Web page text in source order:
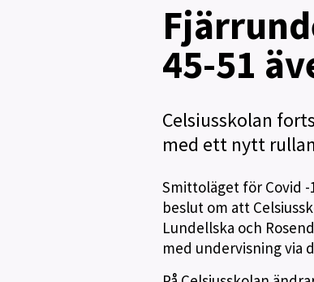
45-51
Celsiusskolan
med ett nytt
Smittoläget för Covid
beslut om att
Lundellska och
med undervisning via